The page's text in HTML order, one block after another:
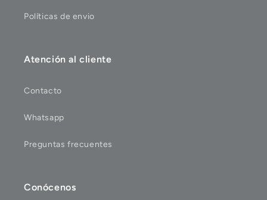
Políticas de envio
Atención al cliente
Contacto
Whatsapp
Preguntas frecuentes
Conócenos